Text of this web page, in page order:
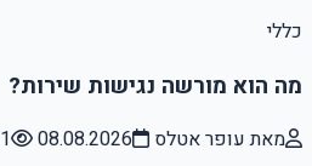
כללי
מה הוא מורשה נגישות שירות?
מאת עופר אטלס 08.08.2026